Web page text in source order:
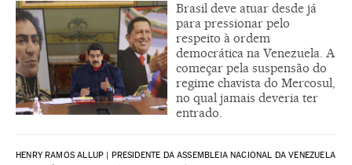
Brasil deve atuar desde já
para pressionar pelo
respeito à ordem
democrática na Venezuela. A
começar pela suspensão do
regime chavista do Mercosul,
no qual jamais deveria ter
entrado.
HENRY RAMOS ALLUP | PRESIDENTE DA ASSEMBLEIA NACIONAL DA VENEZUELA